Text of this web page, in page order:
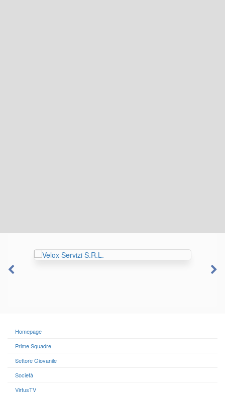
Homepage
Prime Squadre
Settore Giovanile
Società
VirtusTV